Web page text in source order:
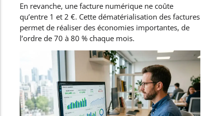
En revanche, une facture numérique ne coûte
qu’entre 1 et 2 €. Cette dématérialisation des factures
permet de réaliser des économies importantes, de
l’ordre de 70 à 80 % chaque mois.